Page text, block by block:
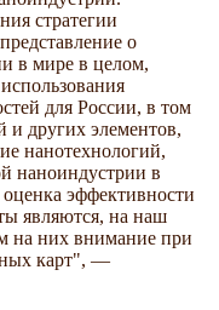
стратегии
о
в мире в целом,
для России, в том
и других элементов,
нанотехнологий,
наноиндустрии в
эффективности
являются, на наш
на них внимание при
карт", —